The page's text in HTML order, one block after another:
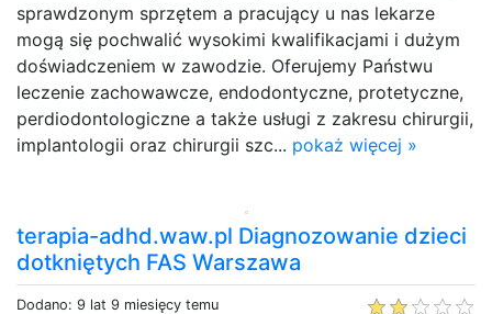
sprawdzonym sprzętem a pracujący u nas lekarze
mogą się pochwalić wysokimi kwalifikacjami i dużym
doświadczeniem w zawodzie. Oferujemy Państwu
leczenie zachowawcze, endodontyczne, protetyczne,
perdiodontologiczne a także usługi z zakresu chirurgii,
implantologii oraz chirurgii szc... pokaż więcej »
terapia-adhd.waw.pl Diagnozowanie dzieci
dotkniętych FAS Warszawa
Dodano: 9 lat 9 miesięcy temu